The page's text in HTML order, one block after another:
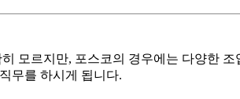
모르지만, 포스코의 경우에는 다양한
무를 하시게 됩니다.